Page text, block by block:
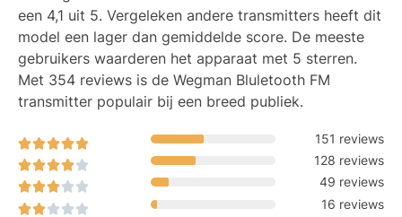
een 4,1 uit 5. Vergeleken andere transmitters heeft dit
model een lager dan gemiddelde score. De meeste
gebruikers waarderen het apparaat met 5 sterren.
Met 354 reviews is de Wegman Bluletooth FM
transmitter populair bij een breed publiek.
151 reviews
128 reviews
49 reviews
16 reviews